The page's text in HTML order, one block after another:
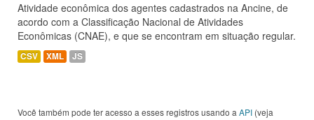
Atividade econômica dos agentes cadastrados na Ancine, de
acordo com a Classificação Nacional de Atividades
Econômicas (CNAE), e que se encontram em situação regular.
CSV XML JS
Você também pode ter acesso a esses registros usando a API (veja